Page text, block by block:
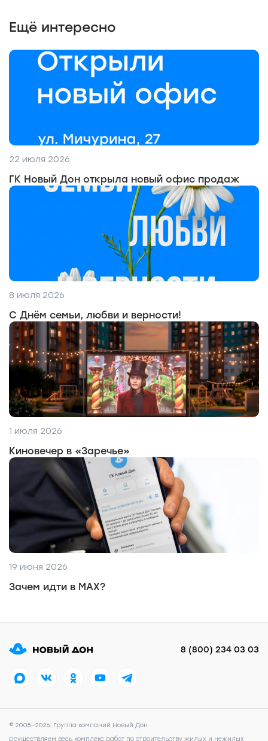
Ещё интересно
22 июля 2026
ГК Новый Дон открыла новый офис продаж
8 июля 2026
С Днём семьи, любви и верности!
1 июля 2026
Киновечер в «Заречье»
19 июня 2026
Зачем идти в MAX?
8 (800) 234 03 03
© 2008—2026. Группа компаний Новый Дон
Осуществляем весь комплекс работ по строительству жилых и нежилых